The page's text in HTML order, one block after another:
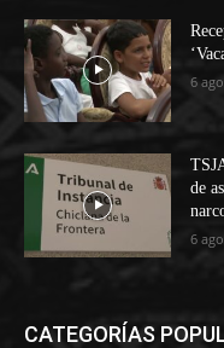
6
de
6
CATEGORÍAS